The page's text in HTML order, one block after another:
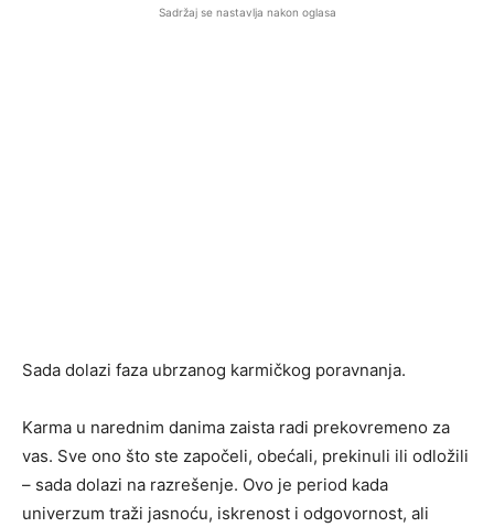
Sadržaj se nastavlja nakon oglasa
Sada dolazi faza ubrzanog karmičkog poravnanja.
Karma u narednim danima zaista radi prekovremeno za
vas. Sve ono što ste započeli, obećali, prekinuli ili odložili
– sada dolazi na razrešenje. Ovo je period kada
univerzum traži jasnoću, iskrenost i odgovornost, ali